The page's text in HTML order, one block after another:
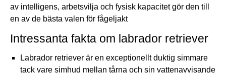
av intelligens, arbetsvilja och fysisk kapacitet gör den till
en av de bästa valen för fågeljakt
Intressanta fakta om labrador retriever
Labrador retriever är en exceptionellt duktig simmare
tack vare simhud mellan tårna och sin vattenavvisande